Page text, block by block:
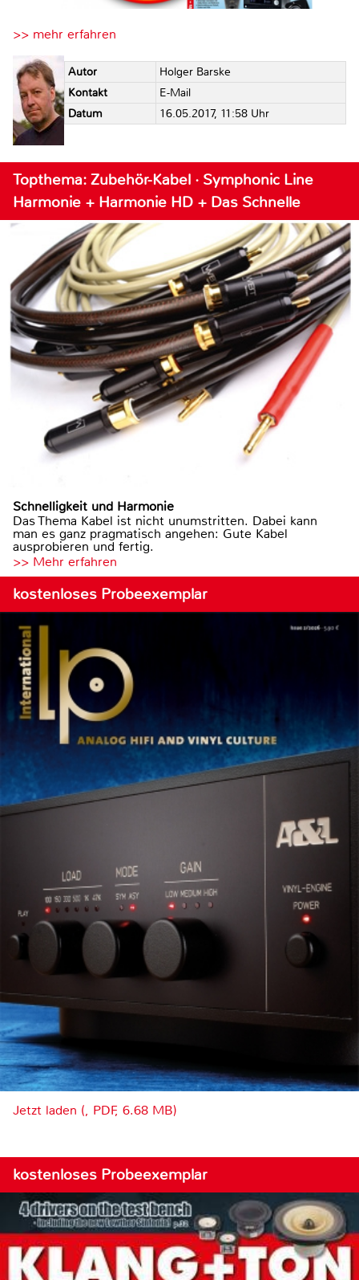
>> mehr erfahren
Autor
Holger Barske
Kontakt
E-Mail
Datum
16.05.2017, 11:58 Uhr
Topthema: Zubehör-Kabel · Symphonic Line
Harmonie + Harmonie HD + Das Schnelle
Schnelligkeit und Harmonie
Das Thema Kabel ist nicht unumstritten. Dabei kann
man es ganz pragmatisch angehen: Gute Kabel
ausprobieren und fertig.
>> Mehr erfahren
kostenloses Probeexemplar
Jetzt laden (, PDF, 6.68 MB)
kostenloses Probeexemplar